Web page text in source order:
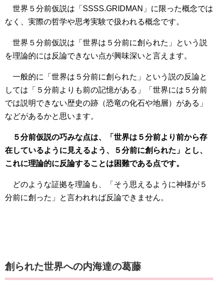
世界５分前仮説は「SSSS.GRIDMAN」に限った概念では
なく、実際の哲学や思考実験で扱われる概念です。
世界５分前仮説は「世界は５分前に創られた」という説
を理論的には反論できない点が興味深いと言えます。
一般的に「世界は５分前に創られた」という説の反論と
しては「５分前よりも前の記憶がある」「世界には５分前
では説明できない歴史の跡（恐竜の化石や地層）がある」
などがあるかと思います。
５分前仮説の巧みな点は、「世界は５分前より前から存
在しているように見えるよう、５分前に創られた」とし、
これに理論的に反論することは困難である点です。
どのような証拠を理論も、「そう思えるように神様が５
分前に創った」と言われれば反論できません。
創られた世界への内海達の葛藤